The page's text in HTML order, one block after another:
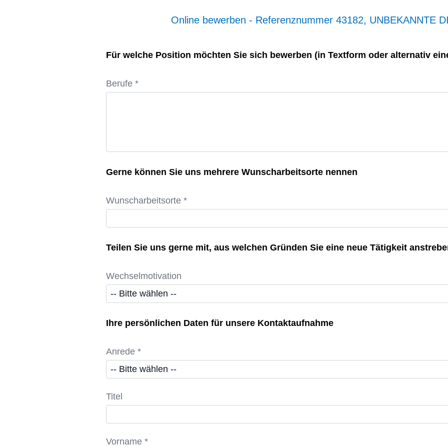
Online bewerben - Referenznummer 43182, UNBEKANNTE
Für welche Position möchten Sie sich bewerben (in Textform oder alternativ
Berufe *
Gerne können Sie uns mehrere Wunscharbeitsorte nennen
Wunscharbeitsorte *
Teilen Sie uns gerne mit, aus welchen Gründen Sie eine neue Tätigkeit
Wechselmotivation
Ihre persönlichen Daten für unsere Kontaktaufnahme
Anrede *
Titel
Vorname *